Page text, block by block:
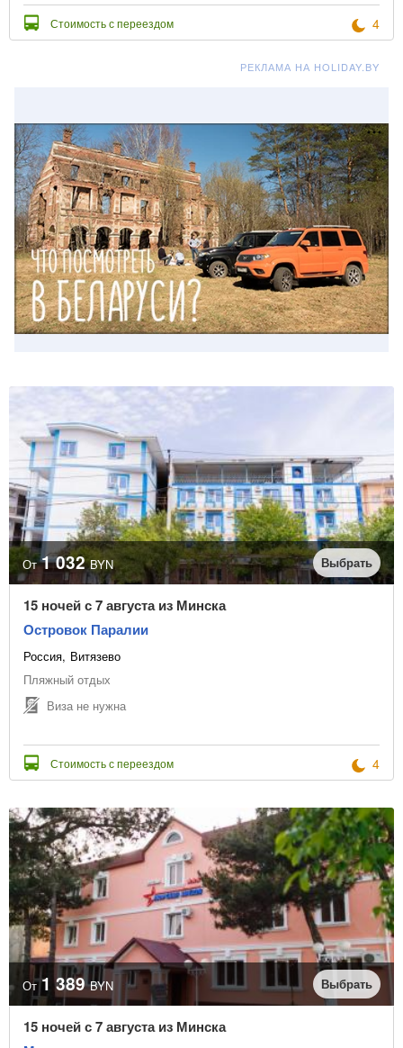
Стоимость с переездом 4
РЕКЛАМА НА HOLIDAY.BY
От 1 032 BYN Выбрать
15 ночей с 7 августа из Минска
Островок Паралии
Россия Витязево
Пляжный отдых
Виза не нужна
Стоимость с переездом 4
От 1 389 BYN Выбрать
15 ночей с 7 августа из Минска